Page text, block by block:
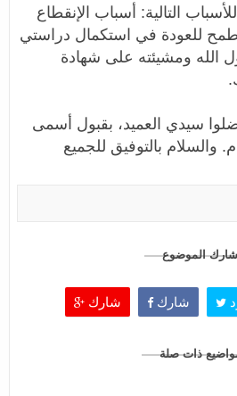
التالية: أسباب الإنقطاع
للعودة في استكمال دراستي
الله ومشيئته على شهادة
سيدي العميد، بقبول أسمى
والسلام بالتوفيق للجميع
شارك الموضوع
شارك شارك
ذات صلة